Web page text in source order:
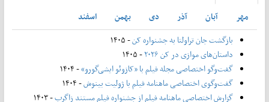
مهر
آبان آذر دی بهمن
اسفند
بازگشت جان تراولتا به جشنواره کن- ۱۴۰۵
داستان‌های موازی در کن ۲۰۲۶
- ۱۴۰۵
گفت‌وگو اختصاصی مجله فیلم با «کازوئو ایشی‌گورو»- ۱۴۰۴
گفت‌وگوی اختصاصی ماهنامه فیلم با ژولیت بینوش- ۱۴۰۴
گزارش اختصاصی ماهنامه فیلم از جشنواره فیلم مستند زاگرب- ۱۴۰۳